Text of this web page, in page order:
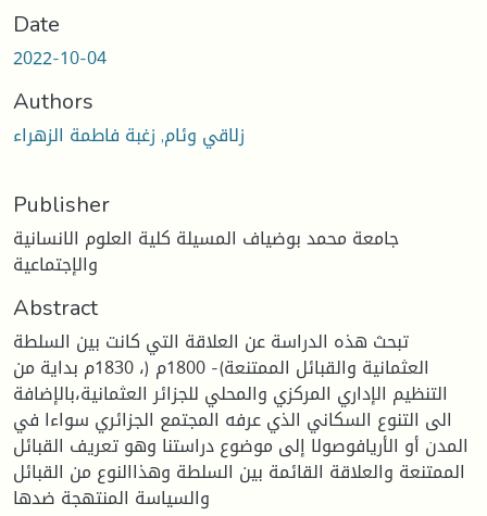
Date
2022-10-04
Authors
زلاقي وئام, زغبة فاطمة الزهراء
Publisher
جامعة محمد بوضياف المسيلة كلية العلوم الانسانية
والإجتماعية
Abstract
تبحث هذه الدراسة عن العلاقة التي كانت بين السلطة
العثمانية والقبائل الممتنعة)- 1800م (، 1830م بداية من
التنظيم الإداري المركزي والمحلي للجزائر العثمانية،بالإضافة
الى التنوع السكاني الذي عرفه المجتمع الجزائري سواءا في
المدن أو الأريافوصولا إلى موضوع دراستنا وهو تعريف القبائل
الممتنعة والعلاقة القائمة بين السلطة وهذاالنوع من القبائل
والسياسة المنتهجة ضدها